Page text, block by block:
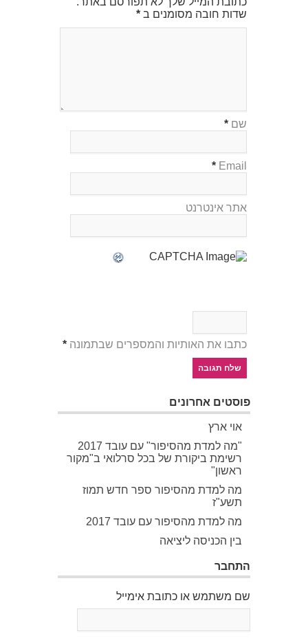
שדות חובה מסומנים ב *
שם *
Email
*
אתר אינטרנט
כתבו את האותיות והמספרים שבתמונה *
פוסטים אחרונים
אוי ארץ
"מה למדת מהסיפור" עם עובד 2017
רשימת ביקורת של בכל סרלואי ב"מקור
ראשון"
מה למדת מהסיפור ספר חדש תמוז
תשע"ז
מה למדת מהסיפור עם עובד 2017
בין הכניסה ליציאה
התחבר
שם משתמש או כתובת אימייל